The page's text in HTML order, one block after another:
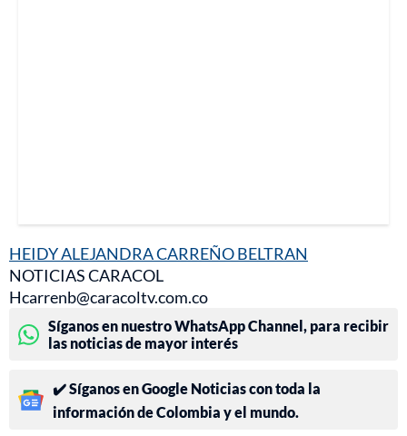
HEIDY ALEJANDRA CARREÑO BELTRAN
NOTICIAS CARACOL
Hcarrenb@caracoltv.com.co
Síganos en nuestro WhatsApp Channel, para recibir
las noticias de mayor interés
✔️ Síganos en Google Noticias con toda la
información de Colombia y el mundo.